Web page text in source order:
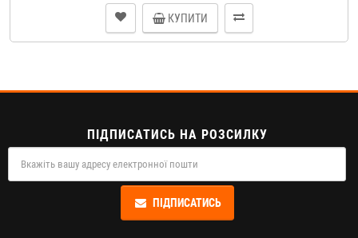
КУПИТИ
ПІДПИСАТИСЬ НА РОЗСИЛКУ
ПІДПИСАТИСЬ